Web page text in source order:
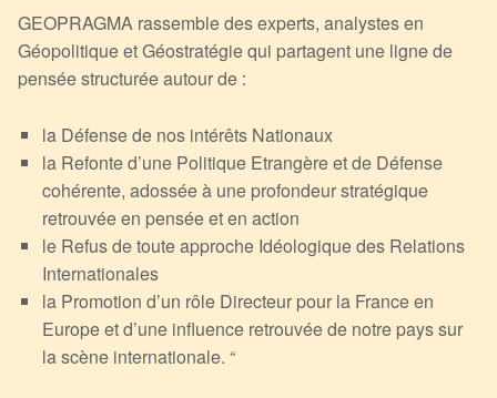
GEOPRAGMA rassemble des experts, analystes en
Géopolitique et Géostratégie qui partagent une ligne de
pensée structurée autour de :
la Défense de nos intérêts Nationaux
la Refonte d’une Politique Etrangère et de Défense
cohérente, adossée à une profondeur stratégique
retrouvée en pensée et en action
le Refus de toute approche Idéologique des Relations
Internationales
la Promotion d’un rôle Directeur pour la France en
Europe et d’une influence retrouvée de notre pays sur
la scène internationale. “